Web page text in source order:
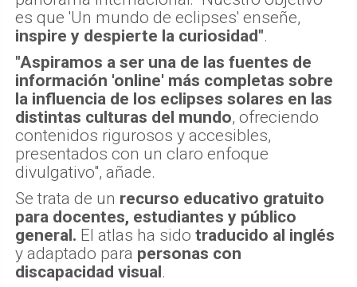
es que 'Un mundo de eclipses' enseñe,
inspire y despierte la curiosidad".
"Aspiramos a ser una de las fuentes de
información 'online' más completas sobre
la influencia de los eclipses solares en las
distintas culturas del mundo, ofreciendo
contenidos rigurosos y accesibles,
presentados con un claro enfoque
divulgativo", añade.
Se trata de un recurso educativo gratuito
para docentes, estudiantes y público
general. El atlas ha sido traducido al inglés
y adaptado para personas con
discapacidad visual.